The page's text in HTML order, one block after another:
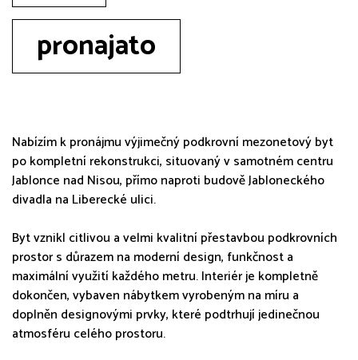
pronajato
Nabízím k pronájmu výjimečný podkrovní mezonetový byt
po kompletní rekonstrukci, situovaný v samotném centru
Jablonce nad Nisou, přímo naproti budově Jabloneckého
divadla na Liberecké ulici.
Byt vznikl citlivou a velmi kvalitní přestavbou podkrovních
prostor s důrazem na moderní design, funkčnost a
maximální využití každého metru. Interiér je kompletně
dokončen, vybaven nábytkem vyrobeným na míru a
doplněn designovými prvky, které podtrhují jedinečnou
atmosféru celého prostoru.